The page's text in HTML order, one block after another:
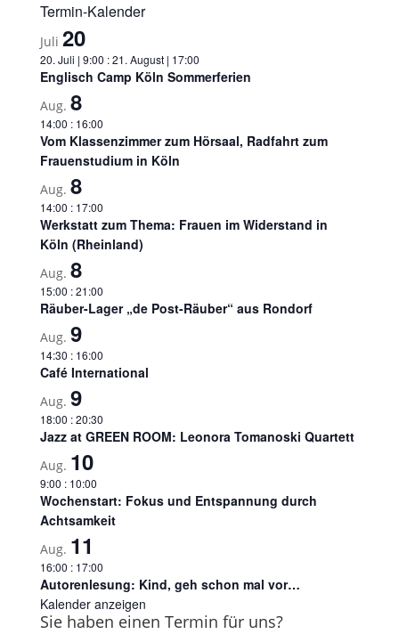
Termin-Kalender
Juli 20
20. Juli | 9:00 :21. August | 17:00
Englisch Camp Köln Sommerferien
Aug. 8
14:00 : 16:00
Vom Klassenzimmer zum Hörsaal, Radfahrt zum
Frauenstudium in Köln
Aug. 8
14:00 : 17:00
Werkstatt zum Thema: Frauen im Widerstand in
Köln (Rheinland)
Aug. 8
15:00 :21:00
Räuber-Lager „de Post-Räuber“ aus Rondorf
Aug. 9
14:30 : 16:00
Café International
Aug. 9
18:00 :20:30
Jazz at GREEN ROOM: Leonora Tomanoski Quartett
Aug. 10
9:00 : 10:00
Wochenstart: Fokus und Entspannung durch
Achtsamkeit
Aug. 11
16:00 : 17:00
Autorenlesung: Kind, geh schon mal vor…
Kalender anzeigen
Sie haben einen Termin für uns?